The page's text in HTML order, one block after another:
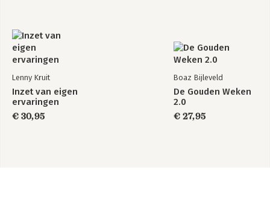
Lenny Kruit
Inzet van eigen
ervaringen
€ 30,95
Boaz Bijleveld
De Gouden Weken
2.0
€ 27,95